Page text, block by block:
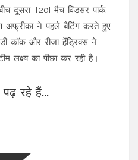
दूसरा T20I मैच विंडसर पार्क,
अफ्रीका ने पहले बैटिंग करते हुए
कॉक और रीजा हेंड्रिक्स ने
लक्ष्य का पीछा कर रही है।
रहे हैं...